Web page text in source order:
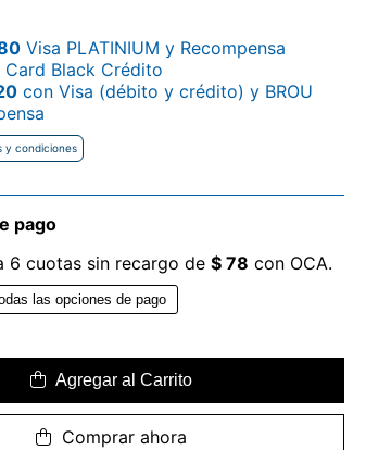
Visa PLATINIUM y Recompensa
Card Black Crédito
con Visa (débito y crédito) y BROU
y condiciones
pago
6 cuotas sin recargo de $ 78 con OCA.
las opciones de pago
Agregar al Carrito
Comprar ahora